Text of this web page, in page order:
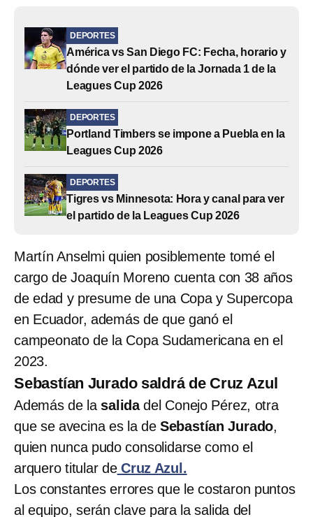
DEPORTES
América vs San Diego FC: Fecha, horario y
dónde ver el partido de la Jornada 1 de la
Leagues Cup 2026
DEPORTES
Portland Timbers se impone a Puebla en la
Leagues Cup 2026
DEPORTES
Tigres vs Minnesota: Hora y canal para ver
el partido de la Leagues Cup 2026
Martín Anselmi quien posiblemente tomé el
cargo de Joaquín Moreno cuenta con 38 años
de edad y presume de una Copa y Supercopa
en Ecuador, además de que ganó el
campeonato de la Copa Sudamericana en el
2023.
Sebastían Jurado saldrá de Cruz Azul
Además de lasalidadel Conejo Pérez, otra
que se avecina es la de Sebastían Jurado,
quien nunca pudo consolidarse como el
arquero titular de Cruz Azul.
Los constantes errores que le costaron puntos
al equipo, serán clave para la salida del